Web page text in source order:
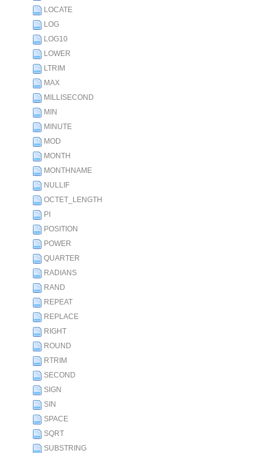
LOCATE
LOG
LOG10
LOWER
LTRIM
MAX
MILLISECOND
MIN
MINUTE
MOD
MONTH
MONTHNAME
NULLIF
OCTET_LENGTH
PI
POSITION
POWER
QUARTER
RADIANS
RAND
REPEAT
REPLACE
RIGHT
ROUND
RTRIM
SECOND
SIGN
SIN
SPACE
SQRT
SUBSTRING